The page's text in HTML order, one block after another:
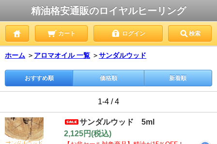
精油格安通販のロイヤルヒーリング
カート ログイン 検索
ホーム ＞ アロマオイル 一覧 ＞サンダルウッド
おすすめ順 価格順 新着順
1-4 / 4
サンダルウッド 5ml
2,125円(税込)